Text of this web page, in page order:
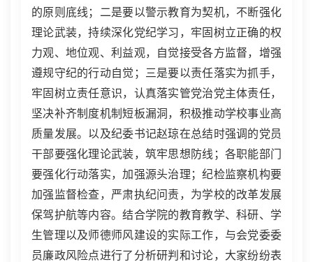
的原则底线；二是要以警示教育为契机，不断强化
理论武装，持续深化党纪学习，牢固树立正确的权
力观、地位观、利益观，自觉接受各方监督，增强
遵规守纪的行动自觉；三是要以责任落实为抓手，
牢固树立责任意识，认真落实管党治党主体责任，
坚决补齐制度机制短板漏洞，积极推动学校事业高
质量发展。以及纪委书记赵琼在总结时强调的党员
干部要强化理论武装，筑牢思想防线；各职能部门
要强化行动落实，加强源头治理；纪检监察机构要
加强监督检查，严肃执纪问责，为学校的改革发展
保驾护航等内容。结合学院的教育教学、科研、学
生管理以及师德师风建设的实际工作，与会党委委
员廉政风险点进行了分析研判和讨论，大家纷纷表